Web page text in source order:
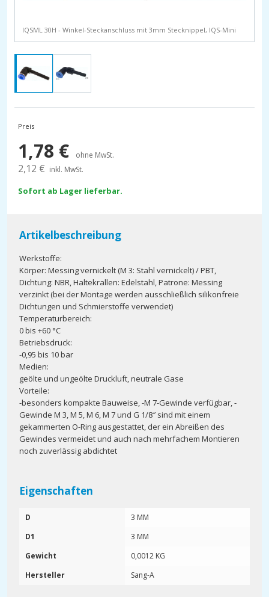
IQSML 30H - Winkel-Steckanschluss mit 3mm Stecknippel, IQS-Mini
Preis
1,78 € ohne MwSt.
2,12 € inkl. MwSt.
Sofort ab Lager lieferbar.
Artikelbeschreibung
Werkstoffe:
Körper: Messing vernickelt (M 3: Stahl vernickelt) / PBT,
Dichtung: NBR, Haltekrallen: Edelstahl, Patrone: Messing
verzinkt (bei der Montage werden ausschließlich silikonfreie
Dichtungen und Schmierstoffe verwendet)
Temperaturbereich:
0 bis +60 °C
Betriebsdruck:
-0,95 bis 10 bar
Medien:
geölte und ungeölte Druckluft, neutrale Gase
Vorteile:
-besonders kompakte Bauweise, -M 7-Gewinde verfügbar, -
Gewinde M 3, M 5, M 6, M 7 und G 1/8″ sind mit einem
gekammerten O-Ring ausgestattet, der ein Abreißen des
Gewindes vermeidet und auch nach mehrfachem Montieren
noch zuverlässig abdichtet
Eigenschaften
D
3 MM
D1
3 MM
Gewicht
0,0012 KG
Hersteller
Sang-A